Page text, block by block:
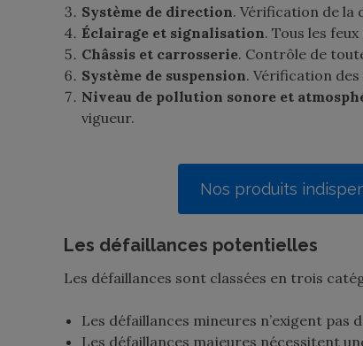
Système de direction. Vérification de la
Éclairage et signalisation. Tous les
Châssis et carrosserie. Contrôle de
Système de suspension. Vérification
Niveau de pollution sonore et
vigueur.
Nos produits
Les défaillances potentielles
Les défaillances sont classées en trois
Les défaillances mineures n’exigent pas
Les défaillances majeures nécessitent